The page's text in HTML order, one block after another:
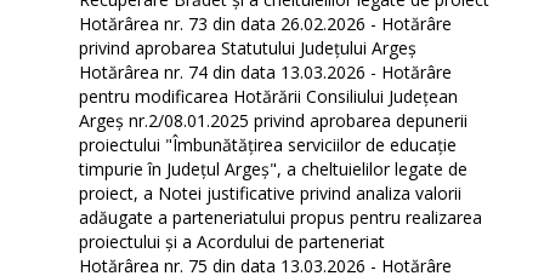
Hotărârea nr. 73 din data 26.02.2026 - Hotărâre
privind aprobarea Statutului Județului Argeș
Hotărârea nr. 74 din data 13.03.2026 - Hotărâre
pentru modificarea Hotărării Consiliului Județean
Argeș nr.2/08.01.2025 privind aprobarea depunerii
proiectului "Îmbunătățirea serviciilor de educație
timpurie în Județul Argeș", a cheltuielilor legate de
proiect, a Notei justificative privind analiza valorii
adăugate a parteneriatului propus pentru realizarea
proiectului și a Acordului de parteneriat
Hotărârea nr. 75 din data 13.03.2026 - Hotărâre